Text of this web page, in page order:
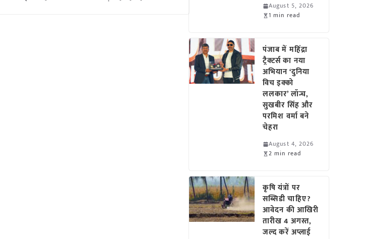
August 5, 2026
1 min read
पंजाब में महिंद्रा
ट्रैक्टर्स का नया
अभियान ‘दुनिया
विच इक्को
ललकार’ लॉन्च,
सुखबीर सिंह और
परमिश वर्मा बने
चेहरा
August 4, 2026
2 min read
कृषि यंत्रों पर
सब्सिडी चाहिए?
आवेदन की आखिरी
तारीख 4 अगस्त,
जल्द करें अप्लाई